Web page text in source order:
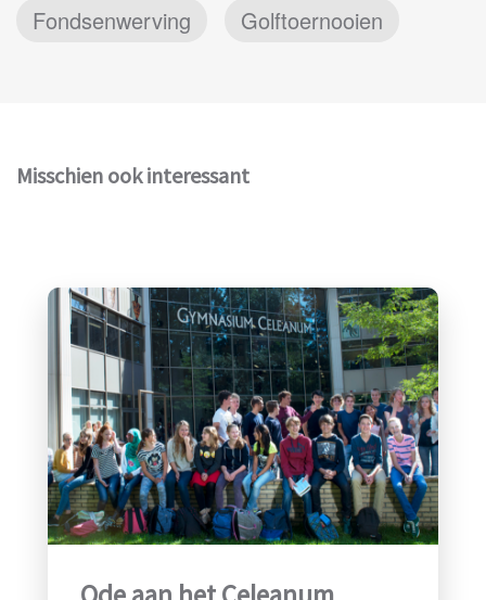
Fondsenwerving Golftoernooien
Misschien ook interessant